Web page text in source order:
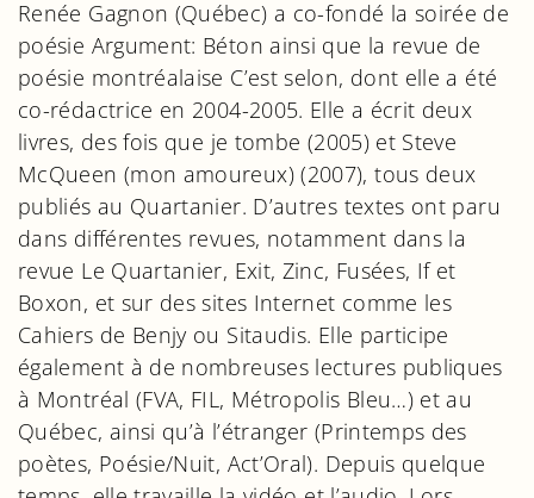
Renée Gagnon (Québec) a co-fondé la soirée de
poésie Argument: Béton ainsi que la revue de
poésie montréalaise C’est selon, dont elle a été
co-rédactrice en 2004-2005. Elle a écrit deux
livres, des fois que je tombe (2005) et Steve
McQueen (mon amoureux) (2007), tous deux
publiés au Quartanier. D’autres textes ont paru
dans différentes revues, notamment dans la
revue Le Quartanier, Exit, Zinc, Fusées, If et
Boxon, et sur des sites Internet comme les
Cahiers de Benjy ou Sitaudis. Elle participe
également à de nombreuses lectures publiques
à Montréal (FVA, FIL, Métropolis Bleu…) et au
Québec, ainsi qu’à l’étranger (Printemps des
poètes, Poésie/Nuit, Act’Oral). Depuis quelque